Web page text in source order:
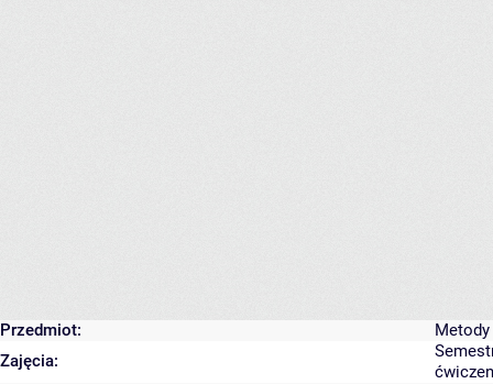
Przedmiot:
Zajęcia: